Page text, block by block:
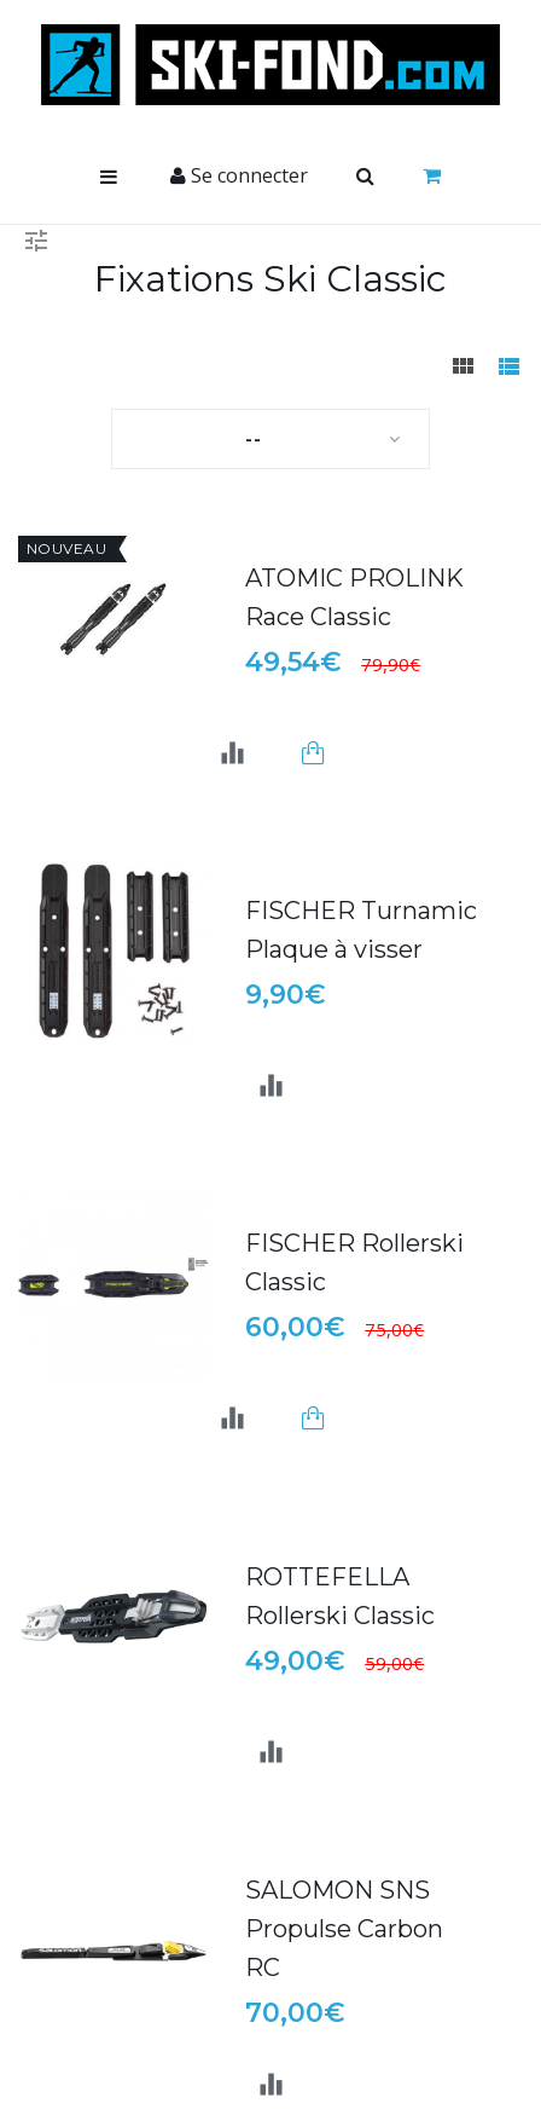
Se connecter
Fixations Ski Classic
--
NOUVEAU
ATOMIC PROLINK
Race Classic
49,54€ 79,90€
FISCHER Turnamic
Plaque à visser
9,90€
FISCHER Rollerski
Classic
60,00€ 75,00€
ROTTEFELLA
Rollerski Classic
49,00€ 59,00€
SALOMON SNS
Propulse Carbon
RC
70,00€